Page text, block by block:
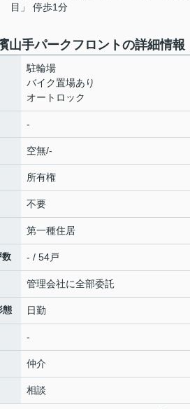
目」 停歩1分
山手パークフロントの詳細情報
駐輪場
バイク置場あり
オートロック
-
空無/-
所有権
不要
第一種住居
数 - / 54戸
管理会社に全部委託
態 日勤
-
仲介
相談